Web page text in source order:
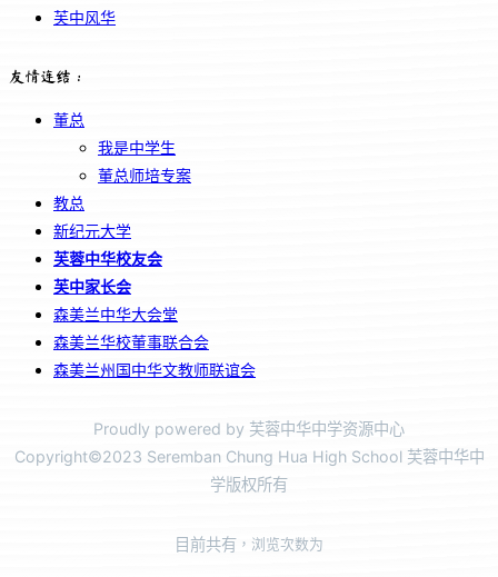
芙中风华
友情连结：
董总
我是中学生
董总师培专案
教总
新纪元大学
芙蓉中华校友会
芙中家长会
森美兰中华大会堂
森美兰华校董事联合会
森美兰州国中华文教师联谊会
Proudly powered by 芙蓉中华中学资源中心
Copyright©2023 Seremban Chung Hua High School 芙蓉中华中
学版权所有
目前共有 ，浏览次数为